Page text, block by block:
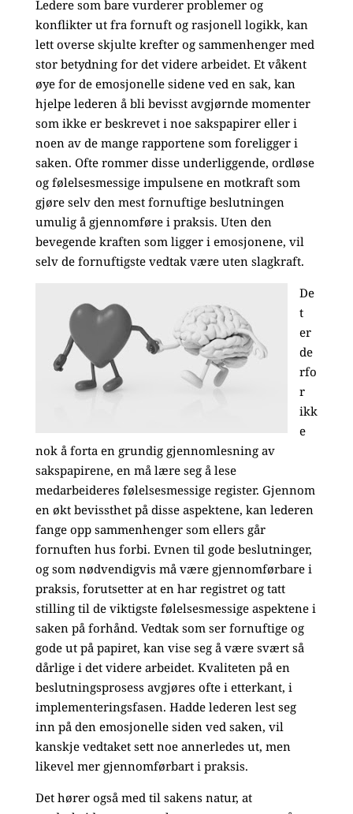
Ledere som bare vurderer problemer og
konflikter ut fra fornuft og rasjonell logikk, kan
lett overse skjulte krefter og sammenhenger med
stor betydning for det videre arbeidet. Et våkent
øye for de emosjonelle sidene ved en sak, kan
hjelpe lederen å bli bevisst avgjørnde momenter
som ikke er beskrevet i noe sakspapirer eller i
noen av de mange rapportene som foreligger i
saken. Ofte rommer disse underliggende, ordløse
og følelsesmessige impulsene en motkraft som
gjøre selv den mest fornuftige beslutningen
umulig å gjennomføre i praksis. Uten den
bevegende kraften som ligger i emosjonene, vil
selv de fornuftigste vedtak være uten slagkraft.
De
t
er
de
rfo
r
ikk
e
nok å forta en grundig gjennomlesning av
sakspapirene, en må lære seg å lese
medarbeideres følelsesmessige register. Gjennom
en økt bevissthet på disse aspektene, kan lederen
fange opp sammenhenger som ellers går
fornuften hus forbi. Evnen til gode beslutninger,
og som nødvendigvis må være gjennomførbare i
praksis, forutsetter at en har registret og tatt
stilling til de viktigste følelsesmessige aspektene i
saken på forhånd. Vedtak som ser fornuftige og
gode ut på papiret, kan vise seg å være svært så
dårlige i det videre arbeidet. Kvaliteten på en
beslutningsprosess avgjøres ofte i etterkant, i
implementeringsfasen. Hadde lederen lest seg
inn på den emosjonelle siden ved saken, vil
kanskje vedtaket sett noe annerledes ut, men
likevel mer gjennomførbart i praksis.
Det hører også med til sakens natur, at